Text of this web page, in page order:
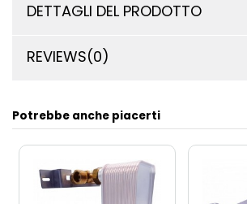
DETTAGLI DEL PRODOTTO
REVIEWS(0)
Potrebbe anche piacerti